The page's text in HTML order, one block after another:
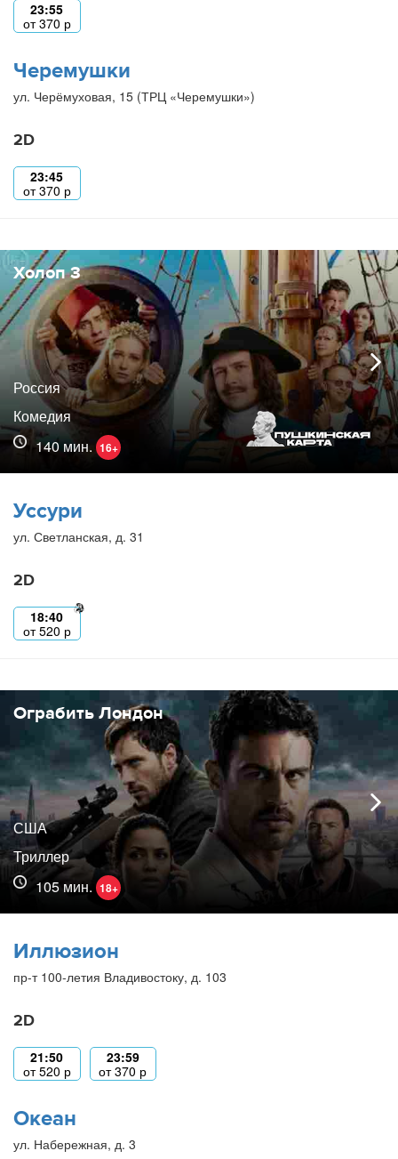
23:55
от370 р
Черемушки
ул. Черёмуховая, 15 (ТРЦ «Черемушки»)
2D
23:45
от370 р
Холоп 3
Россия
Комедия
140 мин. 16+
Уссури
ул. Светланская, д. 31
2D
18:40
от520 р
Ограбить Лондон
США
Триллер
105 мин. 18+
Иллюзион
пр-т 100-летия Владивостоку, д. 103
2D
21:50
от520 р
23:59
от370 р
Океан
ул. Набережная, д. 3